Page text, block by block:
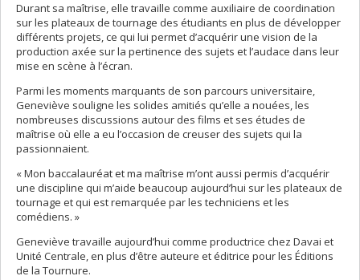
Durant sa maîtrise, elle travaille comme auxiliaire de coordination
sur les plateaux de tournage des étudiants en plus de développer
différents projets, ce qui lui permet d’acquérir une vision de la
production axée sur la pertinence des sujets et l’audace dans leur
mise en scène à l’écran.
Parmi les moments marquants de son parcours universitaire,
Geneviève souligne les solides amitiés qu’elle a nouées, les
nombreuses discussions autour des films et ses études de
maîtrise où elle a eu l’occasion de creuser des sujets qui la
passionnaient.
« Mon baccalauréat et ma maîtrise m’ont aussi permis d’acquérir
une discipline qui m’aide beaucoup aujourd’hui sur les plateaux de
tournage et qui est remarquée par les techniciens et les
comédiens. »
Geneviève travaille aujourd’hui comme productrice chez Davai et
Unité Centrale, en plus d’être auteure et éditrice pour les Éditions
de la Tournure.